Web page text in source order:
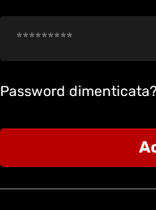
Password dimenticata?